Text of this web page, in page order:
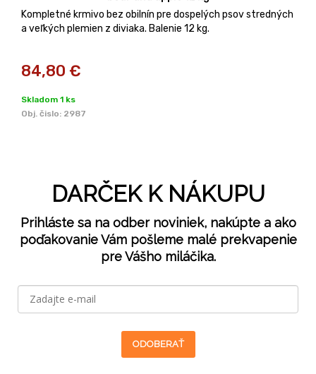
Kompletné krmivo bez obilnín pre dospelých psov stredných
a veľkých plemien z diviaka. Balenie 12 kg.
84,80 €
Skladom 1 ks
Obj. čislo: 2987
DARČEK K NÁKUPU
Prihláste sa na odber noviniek, nakúpte a ako
poďakovanie Vám pošleme malé prekvapenie
pre Vášho miláčika.
ODOBERAŤ